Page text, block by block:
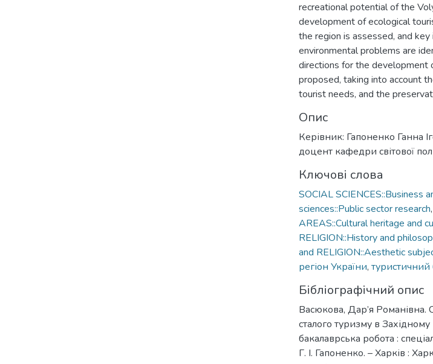
recreational potential of the
development of ecological
the region is assessed, and
environmental problems are
directions for the development
proposed, taking into account
tourist needs, and the
Опис
Керівник: Гапоненко Ганна
доцент кафедри світової
Ключові слова
SOCIAL SCIENCES::Business
sciences::Public sector research,
AREAS::Cultural heritage and
RELIGION::History and
and RELIGION::Aesthetic
регіон України,
Бібліографічний опис
Васюкова, Дар’я Романівна.
сталого туризму в Західному
бакалаврська робота :
Г. І. Гапоненко. – Харків :